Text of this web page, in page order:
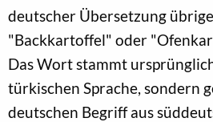
deutscher Übersetzung
"Backkartoffel" oder
Das Wort stammt
türkischen Sprache, sondern
deutschen Begriff aus